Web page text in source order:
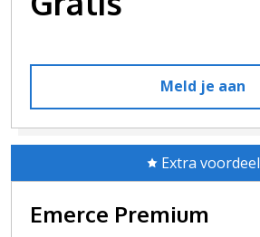
Meld je aan
Extra voordeel
Emerce Premium